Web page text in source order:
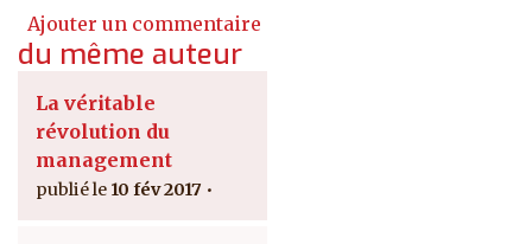
Ajouter un commentaire
du même auteur
La véritable
révolution du
management
10 fév 2017